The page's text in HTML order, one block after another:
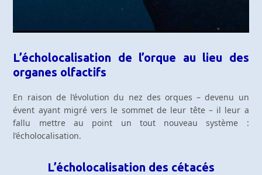
L’écholocalisation de l’orque au lieu des
organes olfactifs
En raison de l’évolution du nez des orques – devenu un
évent ayant migré vers le sommet de leur tête – il leur a
fallu mettre au point un tout nouveau système :
l’écholocalisation.
L’écholocalisation des cétacés